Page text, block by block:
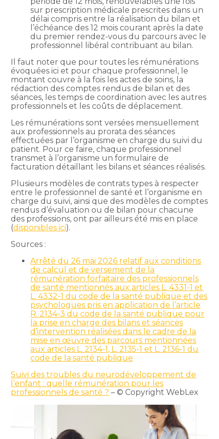
sur prescription médicale prescrites dans un
délai compris entre la réalisation du bilan et
l’échéance des 12 mois courant après la date
du premier rendez-vous du parcours avec le
professionnel libéral contribuant au bilan.
Il faut noter que pour toutes les rémunérations
évoquées ici et pour chaque professionnel, le
montant couvre à la fois les actes de soins, la
rédaction des comptes rendus de bilan et des
séances, les temps de coordination avec les autres
professionnels et les coûts de déplacement.
Les rémunérations sont versées mensuellement
aux professionnels au prorata des séances
effectuées par l’organisme en charge du suivi du
patient. Pour ce faire, chaque professionnel
transmet à l’organisme un formulaire de
facturation détaillant les bilans et séances réalisés.
Plusieurs modèles de contrats types à respecter
entre le professionnel de santé et l’organisme en
charge du suivi, ainsi que des modèles de comptes
rendus d’évaluation ou de bilan pour chacune
des professions, ont par ailleurs été mis en place
(disponibles ici).
Sources :
Arrêté du 26 mai 2026 relatif aux conditions
de calcul et de versement de la
rémunération forfaitaire des professionnels
de santé mentionnés aux articles L. 4331-1 et
L. 4332-1 du code de la santé publique et des
psychologues pris en application de l’article
R. 2134-3 du code de la santé publique pour
la prise en charge des bilans et séances
d’intervention réalisées dans le cadre de la
mise en œuvre des parcours mentionnées
aux articles L. 2134-1, L. 2135-1 et L. 2136-1 du
code de la santé publique
Suivi des troubles du neurodéveloppement de
l’enfant : quelle rémunération pour les
professionnels de santé ? – © Copyright WebLex